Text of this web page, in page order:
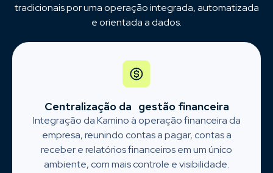
tradicionais por uma operação integrada, automatizada
e orientada a dados.
Centralização da gestão financeira
Integração da Kamino à operação financeira da
empresa, reunindo contas a pagar, contas a
receber e relatórios financeiros em um único
ambiente, com mais controle e visibilidade.